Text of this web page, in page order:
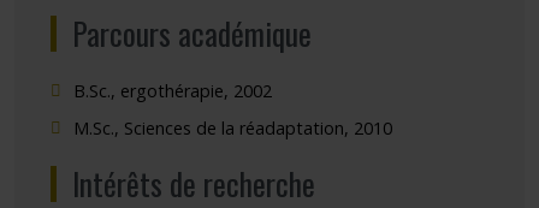
Parcours académique
B.Sc., ergothérapie, 2002
M.Sc., Sciences de la réadaptation, 2010
Intérêts de recherche